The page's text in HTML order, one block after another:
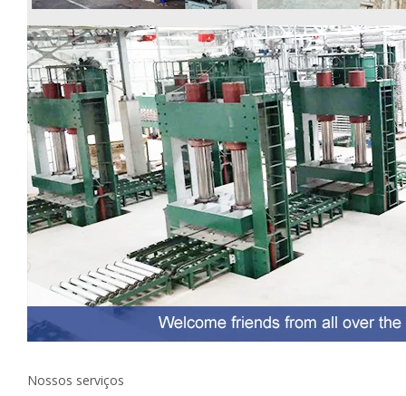
Nossos serviços